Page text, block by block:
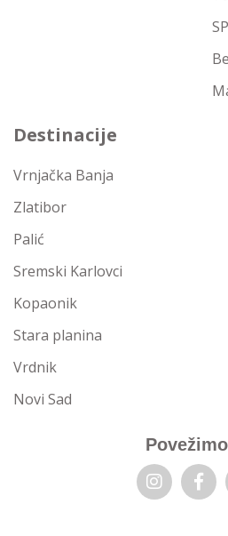
Destinacije
Vrnjačka Banja
Zlatibor
Palić
Sremski Karlovci
Kopaonik
Stara planina
Vrdnik
Novi Sad